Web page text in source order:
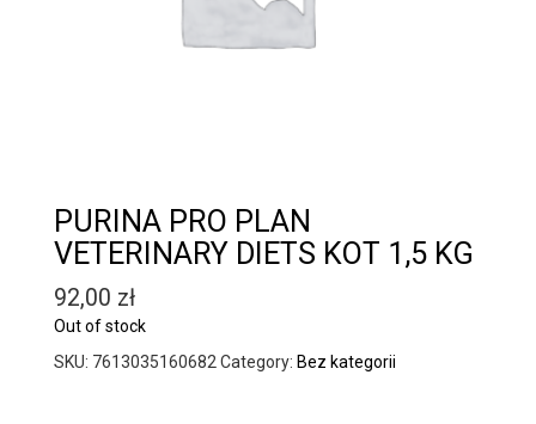
PURINA PRO PLAN
VETERINARY DIETS KOT 1,5 KG
92,00 zł
Out of stock
SKU: 7613035160682 Category: Bez kategorii